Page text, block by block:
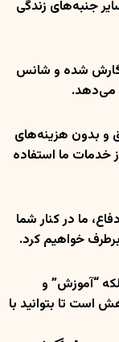
جنبه‌های زندگی
نگارش شده و شانس
می‌دهد.
و بدون هزینه‌های
خدمات ما استفاده
ما در کنار شما
خواهیم کرد.
“آموزش” و
است تا بتوانید با